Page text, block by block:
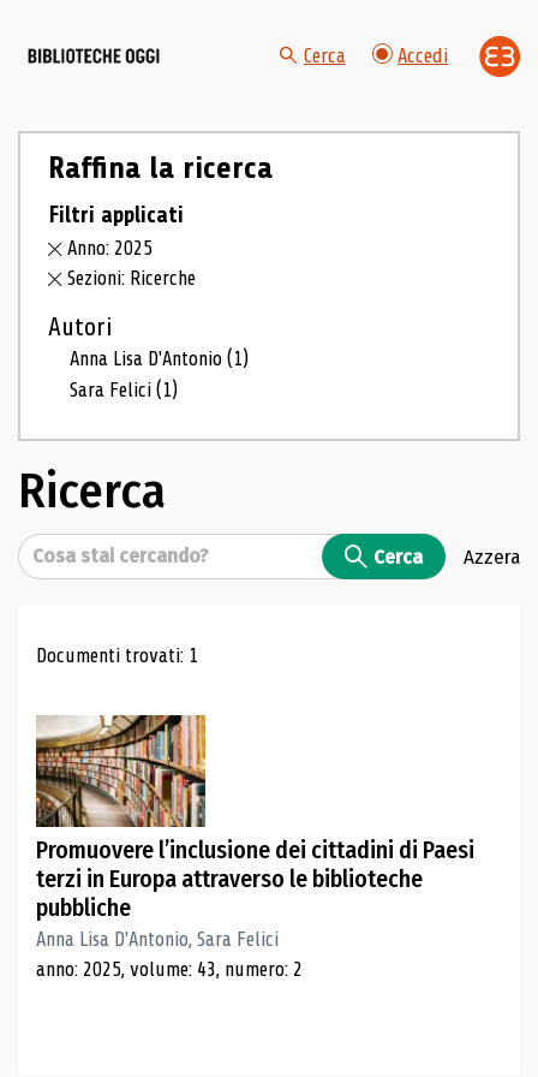
Cerca Accedi
Raffina la ricerca
Filtri applicati
Anno: 2025
Sezioni: Ricerche
Autori
Anna Lisa D'Antonio(1)
Sara Felici(1)
Ricerca
Cerca Cerca Azzera
Risultati di ricerca
Documenti trovati: 1
Promuovere l’inclusione dei cittadini di Paesi
terzi in Europa attraverso le biblioteche
pubbliche
Anna Lisa D'Antonio, Sara Felici
anno: 2025, volume: 43, numero: 2